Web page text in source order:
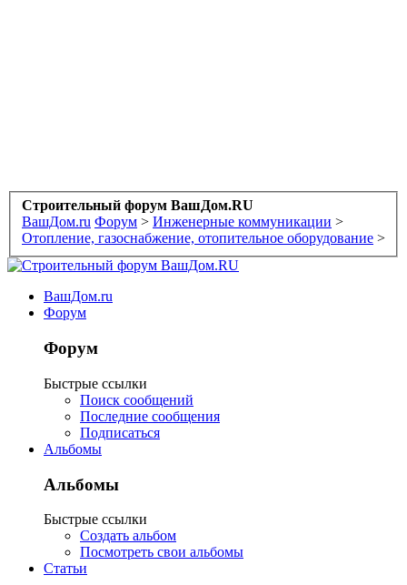
Строительный форум ВашДом.RU
ВашДом.ru Форум > Инженерные коммуникации >
Отопление, газоснабжение, отопительное оборудование >
ВашДом.ru
Форум
Форум
Быстрые ссылки
Поиск сообщений
Последние сообщения
Подписаться
Альбомы
Альбомы
Быстрые ссылки
Создать альбом
Посмотреть свои альбомы
Статьи